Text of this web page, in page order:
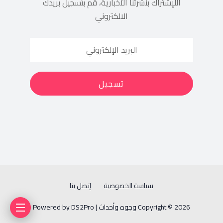
الالكتروني
سياسة الخصوصية
إتصل بنا
Copyright © 2026 وجوه وأحداث | Powered by DS2Pro